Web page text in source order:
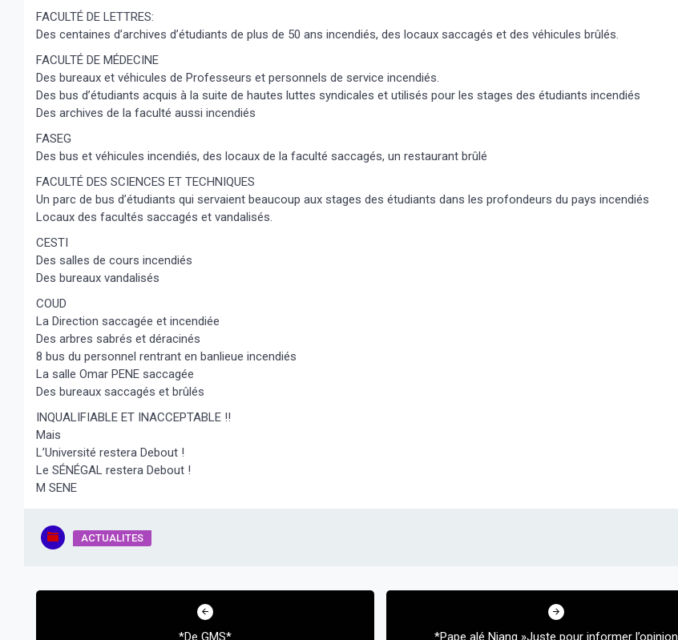
FACULTÉ DE LETTRES:
Des centaines d’archives d’étudiants de plus de 50 ans incendiés, des locaux saccagés et des véhicules brûlés.
FACULTÉ DE MÉDECINE
Des bureaux et véhicules de Professeurs et personnels de service incendiés.
Des bus d’étudiants acquis à la suite de hautes luttes syndicales et utilisés pour les stages des étudiants incendiés
Des archives de la faculté aussi incendiés
FASEG
Des bus et véhicules incendiés, des locaux de la faculté saccagés, un restaurant brûlé
FACULTÉ DES SCIENCES ET TECHNIQUES
Un parc de bus d’étudiants qui servaient beaucoup aux stages des étudiants dans les profondeurs du pays incendiés
Locaux des facultés saccagés et vandalisés.
CESTI
Des salles de cours incendiés
Des bureaux vandalisés
COUD
La Direction saccagée et incendiée
Des arbres sabrés et déracinés
8 bus du personnel rentrant en banlieue incendiés
La salle Omar PENE saccagée
Des bureaux saccagés et brûlés
INQUALIFIABLE ET INACCEPTABLE !!
Mais
L’Université restera Debout !
Le SÉNÉGAL restera Debout !
M SENE
ACTUALITES
Navigation
*De GMS*
*Pape alé Niang »Juste pour informer l’opinion